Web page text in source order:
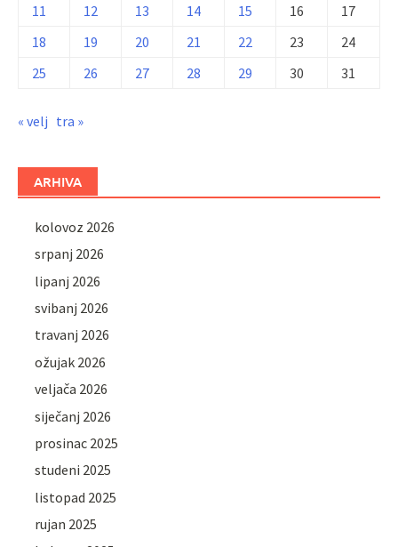
11
12 13 14 15 16
17
18
19 20 21 22 23
24
25
26 27 28 29 30 31
« velj tra »
ARHIVA
kolovoz 2026
srpanj 2026
lipanj 2026
svibanj 2026
travanj 2026
ožujak 2026
veljača 2026
siječanj 2026
prosinac 2025
studeni 2025
listopad 2025
rujan 2025